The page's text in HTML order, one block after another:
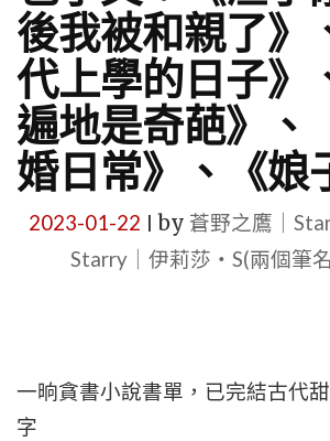
後我被和親了》
代上學的日子》
遍地是奇葩》、
婚日常》、《娘
2023-01-22 by 蒼野之鷹｜
Starry｜伊莉莎・S(兩個筆
一晌貪書小說書單，已完結古代
字